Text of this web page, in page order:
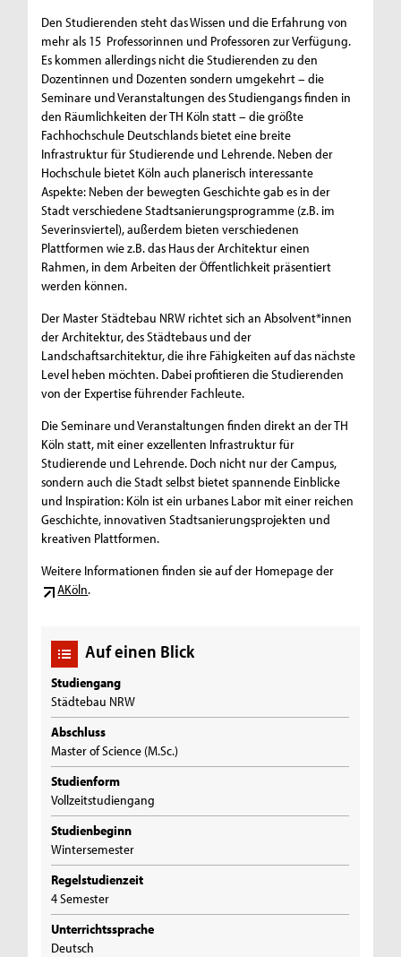
Den Studierenden steht das Wissen und die Erfahrung von
mehr als 15 Professorinnen und Professoren zur Verfügung.
Es kommen allerdings nicht die Studierenden zu den
Dozentinnen und Dozenten sondern umgekehrt – die
Seminare und Veranstaltungen des Studiengangs finden in
den Räumlichkeiten der TH Köln statt – die größte
Fachhochschule Deutschlands bietet eine breite
Infrastruktur für Studierende und Lehrende. Neben der
Hochschule bietet Köln auch planerisch interessante
Aspekte: Neben der bewegten Geschichte gab es in der
Stadt verschiedene Stadtsanierungsprogramme (z.B. im
Severinsviertel), außerdem bieten verschiedenen
Plattformen wie z.B. das Haus der Architektur einen
Rahmen, in dem Arbeiten der Öffentlichkeit präsentiert
werden können.
Der Master Städtebau NRW richtet sich an Absolvent*innen
der Architektur, des Städtebaus und der
Landschaftsarchitektur, die ihre Fähigkeiten auf das nächste
Level heben möchten. Dabei profitieren die Studierenden
von der Expertise führender Fachleute.
Die Seminare und Veranstaltungen finden direkt an der TH
Köln statt, mit einer exzellenten Infrastruktur für
Studierende und Lehrende. Doch nicht nur der Campus,
sondern auch die Stadt selbst bietet spannende Einblicke
und Inspiration: Köln ist ein urbanes Labor mit einer reichen
Geschichte, innovativen Stadtsanierungsprojekten und
kreativen Plattformen.
Weitere Informationen finden sie auf der Homepage der
AKöln.
Auf einen Blick
Studiengang
Städtebau NRW
Abschluss
Master of Science (M.Sc.)
Studienform
Vollzeitstudiengang
Studienbeginn
Wintersemester
Regelstudienzeit
4 Semester
Unterrichtssprache
Deutsch